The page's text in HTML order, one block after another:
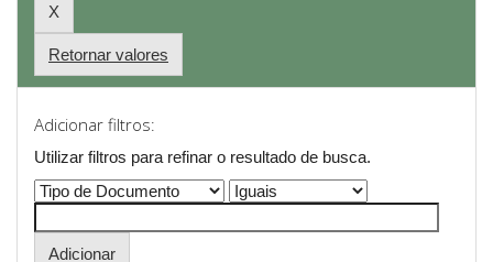
Retornar valores
Adicionar filtros:
Utilizar filtros para refinar o resultado de busca.